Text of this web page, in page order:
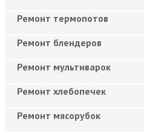
Ремонт термопотов
Ремонт блендеров
Ремонт мультиварок
Ремонт хлебопечек
Ремонт мясорубок